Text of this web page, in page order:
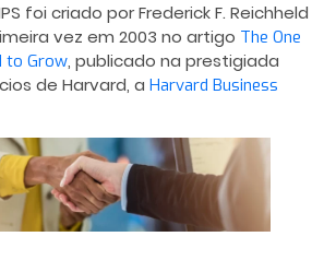
foi criado por Frederick F. Reichheld
vez em 2003 no artigo The One
to Grow, publicado na prestigiada
de Harvard, a Harvard Business